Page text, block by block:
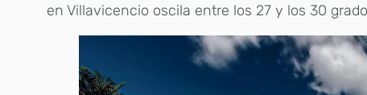
en Villavicencio oscila entre los 27 y los 30